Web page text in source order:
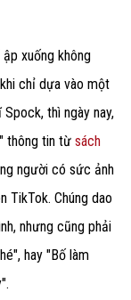
xuống không
chỉ dựa vào một
thì ngày nay,
thông tin từ sách
người có sức ảnh
TikTok. Chúng dao
nhưng cũng phải
hay "Bố làm